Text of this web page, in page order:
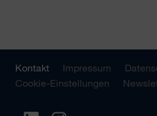
Kontakt Impressum
Cookie-Einstellungen